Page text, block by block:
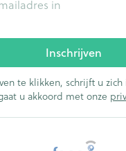
het plassen
(asthenie)
Inschrijven
te klikken, schrijft u zich
u akkoord met onze